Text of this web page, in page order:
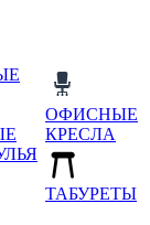
ОФИСНЫЕ
КРЕСЛА
ТАБУРЕТЫ